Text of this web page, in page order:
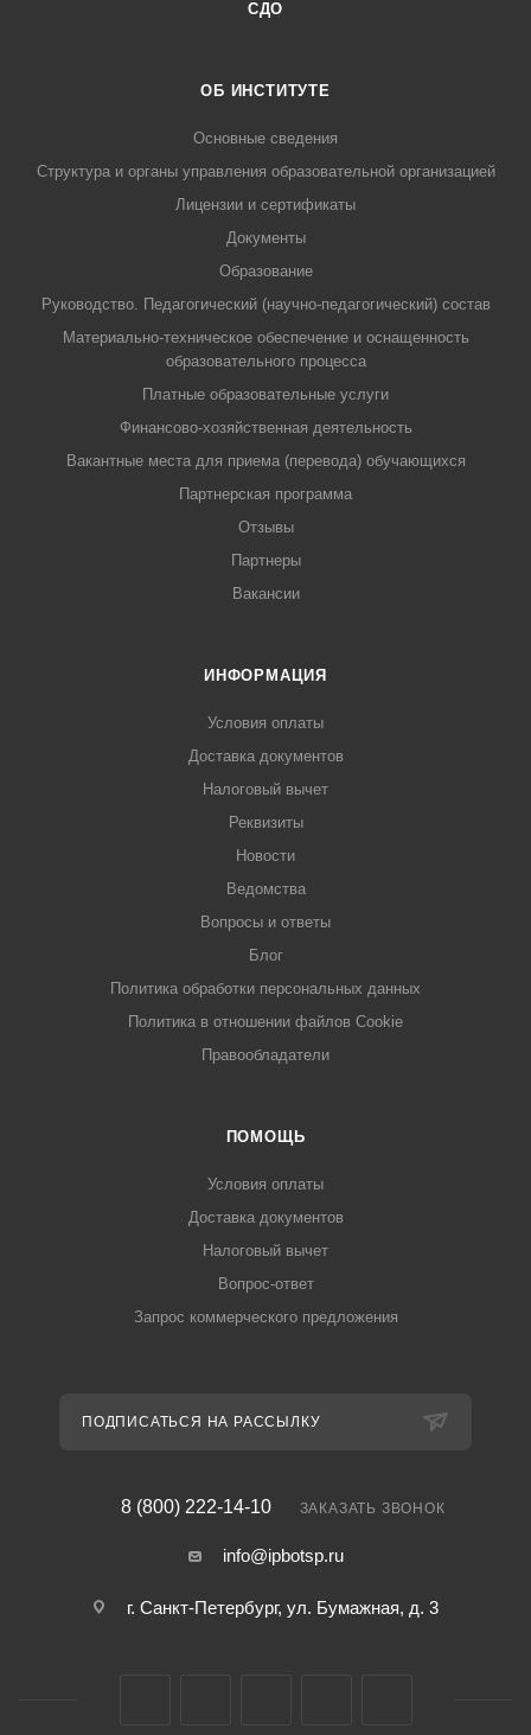
СДО
ОБ ИНСТИТУТЕ
Основные сведения
Структура и органы управления образовательной организацией
Лицензии и сертификаты
Документы
Образование
Руководство. Педагогический (научно-педагогический) состав
Материально-техническое обеспечение и оснащенность
образовательного процесса
Платные образовательные услуги
Финансово-хозяйственная деятельность
Вакантные места для приема (перевода) обучающихся
Партнерская программа
Отзывы
Партнеры
Вакансии
ИНФОРМАЦИЯ
Условия оплаты
Доставка документов
Налоговый вычет
Реквизиты
Новости
Ведомства
Вопросы и ответы
Блог
Политика обработки персональных данных
Политика в отношении файлов Cookie
Правообладатели
ПОМОЩЬ
Условия оплаты
Доставка документов
Налоговый вычет
Вопрос-ответ
Запрос коммерческого предложения
ПОДПИСАТЬСЯ НА РАССЫЛКУ
8 (800) 222-14-10 ЗАКАЗАТЬ ЗВОНОК
info@ipbotsp.ru
г. Санкт-Петербург, ул. Бумажная, д. 3